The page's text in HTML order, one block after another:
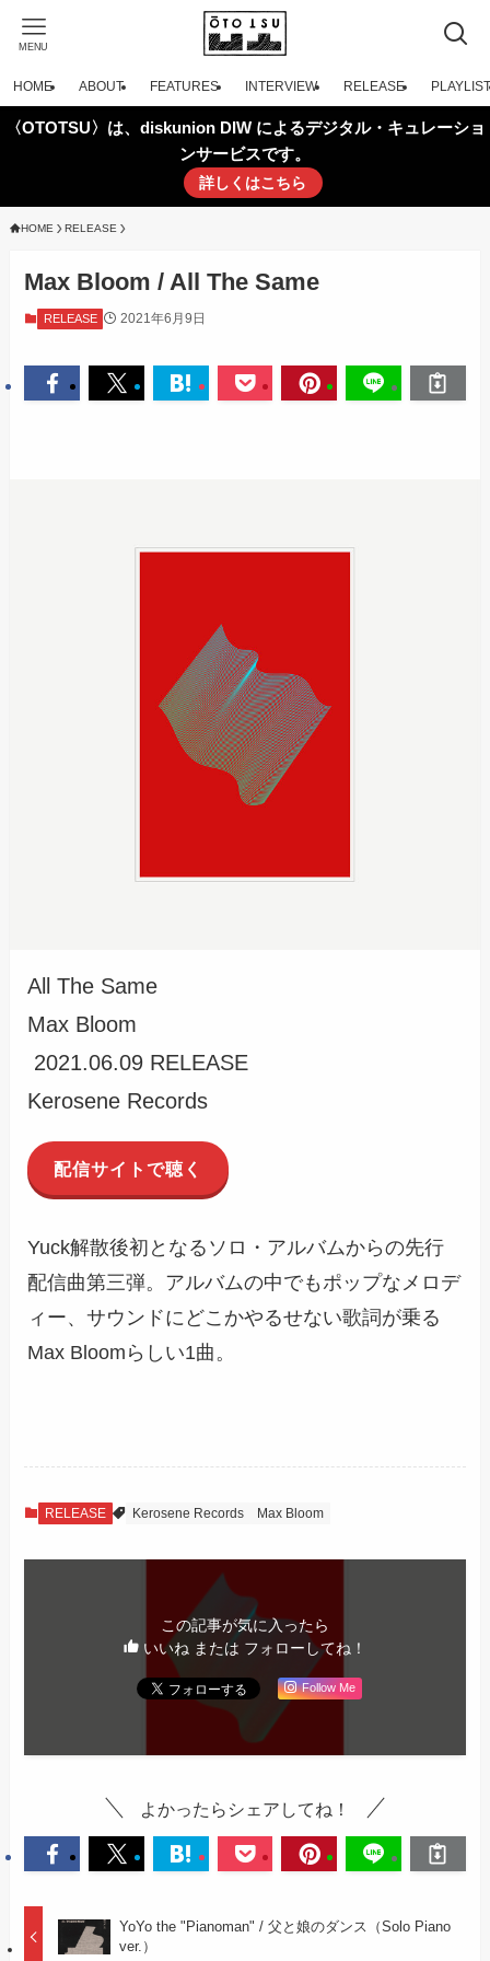
MENU
HOME ABOUT FEATURES INTERVIEW RELEASE PLAYLIST
〈OTOTSU〉は、diskunion DIW によるデジタル・キュレーショ
ンサービスです。
詳しくはこちら
HOME RELEASE
Max Bloom / All The Same
RELEASE 2021年6月9日
All The Same
Max Bloom
2021.06.09 RELEASE
Kerosene Records
配信サイトで聴く
Yuck解散後初となるソロ・アルバムからの先行
配信曲第三弾。アルバムの中でもポップなメロデ
ィー、サウンドにどこかやるせない歌詞が乗る
Max Bloomらしい1曲。
RELEASE Kerosene Records Max Bloom
この記事が気に入ったら
いいね または フォローしてね！
Follow Me
よかったらシェアしてね！
YoYo the "Pianoman" / 父と娘のダンス（Solo Piano
ver.）